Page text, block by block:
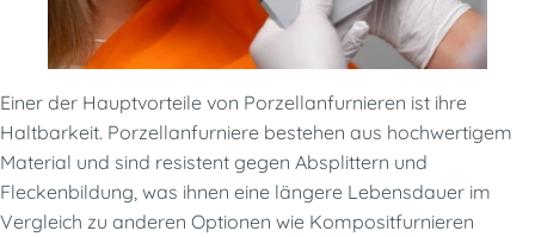
Einer der Hauptvorteile von Porzellanfurnieren ist ihre
Haltbarkeit. Porzellanfurniere bestehen aus hochwertigem
Material und sind resistent gegen Absplittern und
Fleckenbildung, was ihnen eine längere Lebensdauer im
Vergleich zu anderen Optionen wie Kompositfurnieren